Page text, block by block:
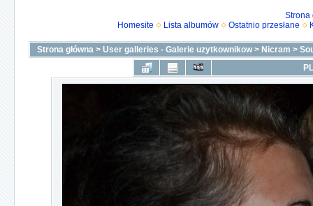
Strona
Homesite
Lista albumów Ostatnio przesłane
Strona główna > User galleries - Galerie uzytkownikow> Nicram >